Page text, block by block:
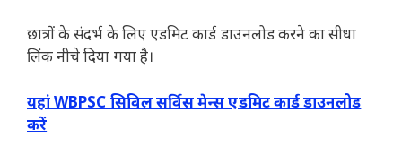
छात्रों के संदर्भ के लिए एडमिट कार्ड डाउनलोड करने का सीधा
लिंक नीचे दिया गया है।
यहां WBPSC सिविल सर्विस मेन्स एडमिट कार्ड डाउनलोड
करें